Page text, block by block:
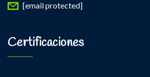
[email protected]
Certificaciones